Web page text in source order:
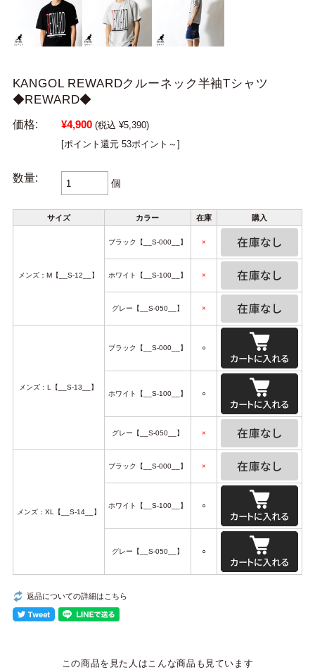
KANGOL REWARDクルーネック半袖Tシャツ
◆REWARD◆
価格: ¥4,900 (税込 ¥5,390)
[ポイント還元 53ポイント～]
数量: 個
サイズ カラー 在庫 購入
メンズ：M【__S-12__】
ブラック【__S-000__】 ×
ホワイト【__S-100__】 ×
グレー【__S-050__】 ×
メンズ：L【__S-13__】
ブラック【__S-000__】 ○
ホワイト【__S-100__】 ○
グレー【__S-050__】 ×
メンズ：XL【__S-14__】
ブラック【__S-000__】 ×
ホワイト【__S-100__】 ○
グレー【__S-050__】 ○
返品についての詳細はこちら
この商品を見た人はこんな商品も見ています